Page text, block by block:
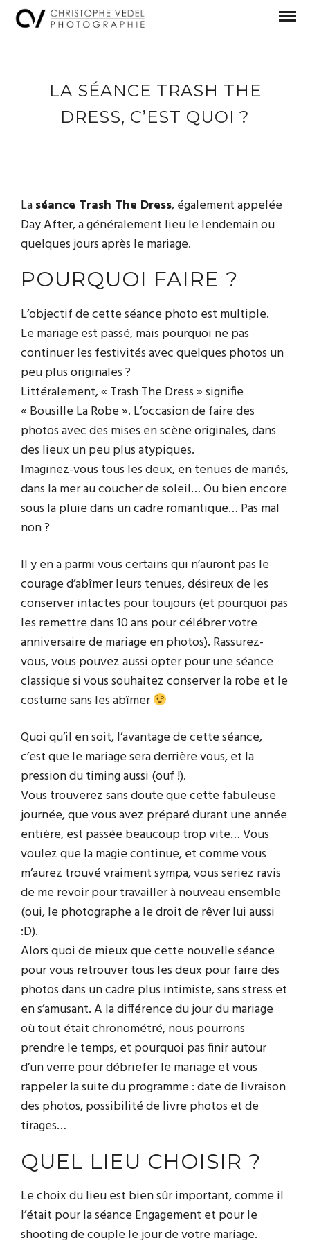
LA SÉANCE TRASH THE
DRESS, C’EST QUOI ?
Laséance Trash The Dress, également appelée
Day After, a généralement lieu le lendemain ou
quelques jours après le mariage.
POURQUOI FAIRE ?
L’objectif de cette séance photo est multiple.
Le mariage est passé, mais pourquoi ne pas
continuer les festivités avec quelques photos un
peu plus originales ?
Littéralement, « Trash The Dress » signifie
« Bousille La Robe ». L’occasion de faire des
photos avec des mises en scène originales, dans
des lieux un peu plus atypiques.
Imaginez-vous tous les deux, en tenues de mariés,
dans la mer au coucher de soleil… Ou bien encore
sous la pluie dans un cadre romantique… Pas mal
non ?
Il y en a parmi vous certains qui n’auront pas le
courage d’abîmer leurs tenues, désireux de les
conserver intactes pour toujours (et pourquoi pas
les remettre dans 10 ans pour célébrer votre
anniversaire de mariage en photos). Rassurez-
vous, vous pouvez aussi opter pour une séance
classique si vous souhaitez conserver la robe et le
costume sans les abîmer
Quoi qu’il en soit, l’avantage de cette séance,
c’est que le mariage sera derrière vous, et la
pression du timing aussi (ouf !).
Vous trouverez sans doute que cette fabuleuse
journée, que vous avez préparé durant une année
entière, est passée beaucoup trop vite… Vous
voulez que la magie continue, et comme vous
m’aurez trouvé vraiment sympa, vous seriez ravis
de me revoir pour travailler à nouveau ensemble
(oui, le photographe a le droit de rêver lui aussi
:D).
Alors quoi de mieux que cette nouvelle séance
pour vous retrouver tous les deux pour faire des
photos dans un cadre plus intimiste, sans stress et
en s’amusant. A la différence du jour du mariage
où tout était chronométré, nous pourrons
prendre le temps, et pourquoi pas finir autour
d’un verre pour débriefer le mariage et vous
rappeler la suite du programme : date de livraison
des photos, possibilité de livre photos et de
tirages…
QUEL LIEU CHOISIR ?
Le choix du lieu est bien sûr important, comme il
l’était pour la séance Engagement et pour le
shooting de couple le jour de votre mariage.